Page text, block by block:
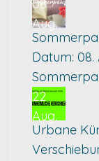
08
Aug.
Datum: 08.
22
Aug.
Urbane